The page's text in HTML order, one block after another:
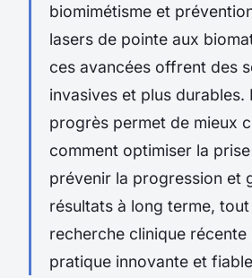
biomimétisme et
lasers de pointe aux
ces avancées offrent des
invasives et plus durables.
progrès permet de mieux
comment optimiser la
prévenir la progression et
résultats à long terme,
recherche clinique récente
pratique innovante et